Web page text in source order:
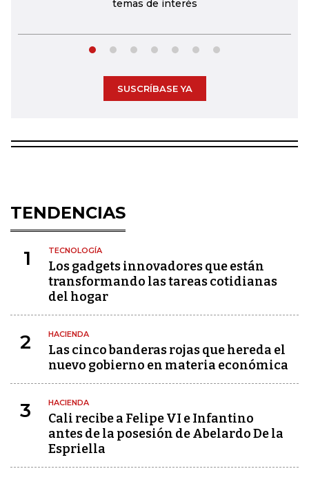
temas de interés
SUSCRÍBASE YA
TENDENCIAS
1 TECNOLOGÍA
Los gadgets innovadores que están
transformando las tareas cotidianas
del hogar
2 HACIENDA
Las cinco banderas rojas que hereda el
nuevo gobierno en materia económica
3 HACIENDA
Cali recibe a Felipe VI e Infantino
antes de la posesión de Abelardo De la
Espriella